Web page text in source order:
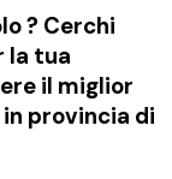
? Cerchi
la tua
il miglior
provincia di